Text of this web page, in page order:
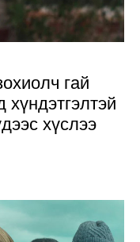
гай
хүндэтгэлтэй
хүслээ